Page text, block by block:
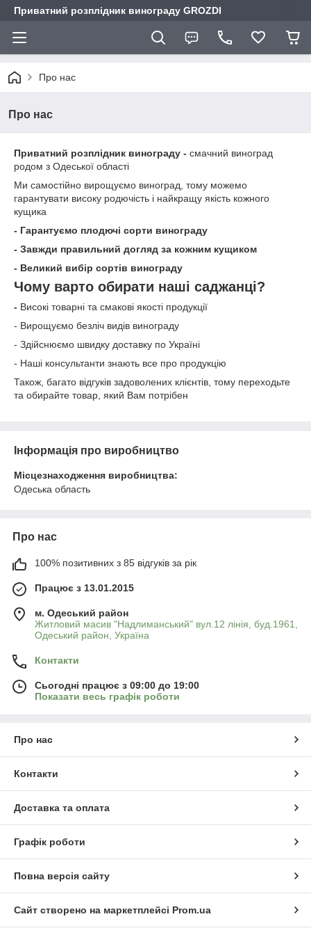
Приватний розплідник винограду GROZDI
Про нас
Про нас
Приватний розплідник винограду - смачний виноград
родом з Одеської області
Ми самостійно вирощуємо виноград, тому можемо
гарантувати високу родючість і найкращу якість кожного
кущика
- Гарантуємо плодючі сорти винограду
- Завжди правильний догляд за кожним кущиком
- Великий вибір сортів винограду
Чому варто обирати наші саджанці?
- Високі товарні та смакові якості продукції
- Вирощуємо безліч видів винограду
- Здійснюємо швидку доставку по Україні
- Наші консультанти знають все про продукцію
Також, багато відгуків задоволених клієнтів, тому переходьте
та обирайте товар, який Вам потрібен
Інформація про виробництво
Місцезнаходження виробництва:
Одеська область
Про нас
100% позитивних з 85 відгуків за рік
Працює з 13.01.2015
м. Одеський район
Житловий масив "Надлиманський" вул.12 лінія, буд.1961,
Одеський район, Україна
Контакти
Сьогодні працює з 09:00 до 19:00
Показати весь графік роботи
Про нас
Контакти
Доставка та оплата
Графік роботи
Повна версія сайту
Сайт створено на маркетплейсі Prom.ua